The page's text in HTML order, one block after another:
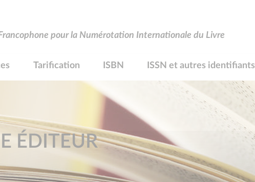
pour la Numérotation Internationale du Livre
Tarification ISBN ISSN et autres identifiants
ÉDITEUR